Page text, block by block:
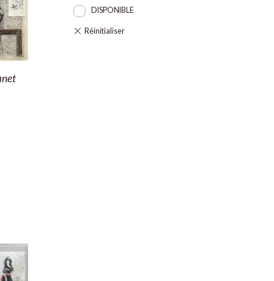
DISPONIBLE